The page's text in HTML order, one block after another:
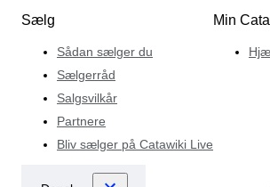
Sælg
Sådan sælger du
Sælgerråd
Salgsvilkår
Partnere
Bliv sælger på Catawiki Live
Min